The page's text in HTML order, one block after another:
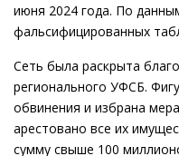
июня 2024 года. По
фальсифицированных
Сеть была раскрыта
регионального УФСБ.
обвинения и избрана
арестовано все их
сумму свыше 100